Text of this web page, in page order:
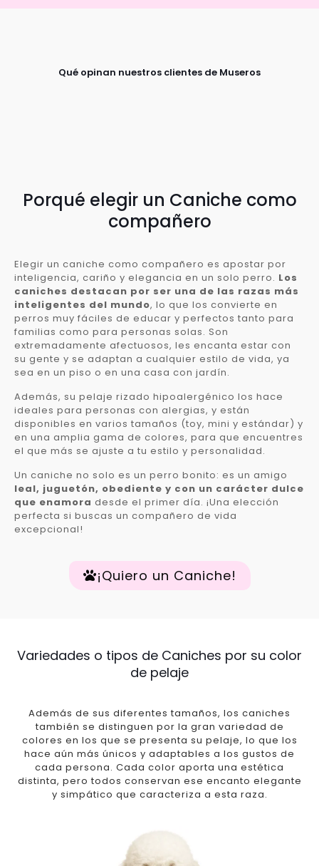
Qué opinan nuestros clientes de Museros
Porqué elegir un Caniche como
compañero
Elegir un caniche como compañero es apostar por
inteligencia, cariño y elegancia en un solo perro. Los
caniches destacan por ser una de las razas más
inteligentes del mundo, lo que los convierte en
perros muy fáciles de educar y perfectos tanto para
familias como para personas solas. Son
extremadamente afectuosos, les encanta estar con
su gente y se adaptan a cualquier estilo de vida, ya
sea en un piso o en una casa con jardín.
Además, su pelaje rizado hipoalergénico los hace
ideales para personas con alergias, y están
disponibles en varios tamaños (toy, mini y estándar) y
en una amplia gama de colores, para que encuentres
el que más se ajuste a tu estilo y personalidad.
Un caniche no solo es un perro bonito: es un amigo
leal, juguetón, obediente y con un carácter dulce
que enamora desde el primer día. ¡Una elección
perfecta si buscas un compañero de vida
excepcional!
¡Quiero un Caniche!
Variedades o tipos de Caniches por su color
de pelaje
Además de sus diferentes tamaños, los caniches
también se distinguen por la gran variedad de
colores en los que se presenta su pelaje, lo que los
hace aún más únicos y adaptables a los gustos de
cada persona. Cada color aporta una estética
distinta, pero todos conservan ese encanto elegante
y simpático que caracteriza a esta raza.